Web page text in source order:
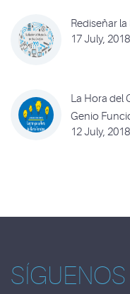
Rediseñar
17 July, 2018
La Hora del
Genio
12 July, 2018
SÍGUENOS